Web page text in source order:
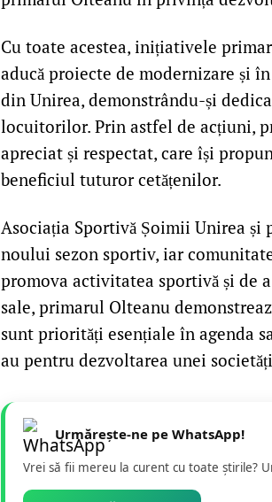
Cu toate acestea, inițiativele
aducă proiecte de modernizare și
din Unirea, demonstrându-și
locuitorilor. Prin astfel de acțiuni,
apreciat și respectat, care își
beneficiul tuturor cetățenilor.
Asociația Sportivă Șoimii Unirea
noului sezon sportiv, iar
promova activitatea sportivă și
sale, primarul Olteanu
sunt priorități esențiale în agenda
au pentru dezvoltarea unei
Urmărește-ne pe WhatsApp!
Vrei să fii mereu la curent cu toate știrile?